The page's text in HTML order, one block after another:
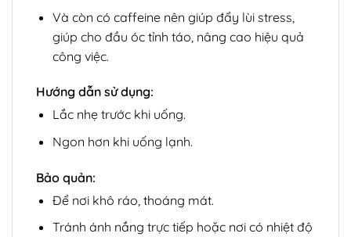
Và còn có caffeine nên giúp đẩy lùi stress,
giúp cho đầu óc tỉnh táo, nâng cao hiệu quả
công việc.
Hướng dẫn sử dụng:
Lắc nhẹ trước khi uống.
Ngon hơn khi uống lạnh.
Bảo quản:
Để nơi khô ráo, thoáng mát.
Tránh ánh nắng trực tiếp hoặc nơi có nhiệt độ